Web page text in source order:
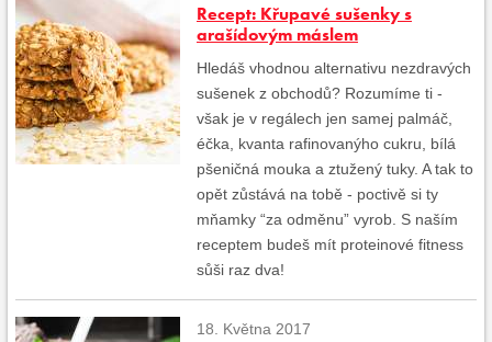
Recept: Křupavé sušenky s
arašídovým máslem
Hledáš vhodnou alternativu nezdravých
sušenek z obchodů? Rozumíme ti -
však je v regálech jen samej palmáč,
éčka, kvanta rafinovanýho cukru, bílá
pšeničná mouka a ztužený tuky. A tak to
opět zůstává na tobě - poctivě si ty
mňamky “za odměnu” vyrob. S naším
receptem budeš mít proteinové fitness
sůši raz dva!
18. Května 2017